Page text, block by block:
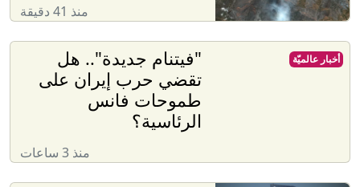
منذ 41 دقيقة
"فيتنام جديدة".. هل
تقضي حرب إيران على
طموحات فانس
الرئاسية؟
منذ 3 ساعات
أخبار عالميّة